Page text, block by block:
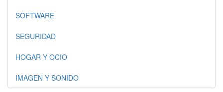
SOFTWARE
SEGURIDAD
HOGAR Y OCIO
IMAGEN Y SONIDO